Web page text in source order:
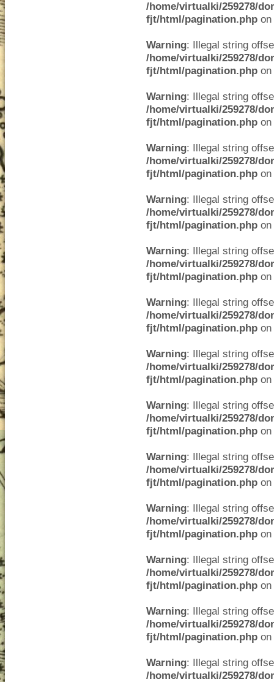
/home/virtualki/259278/
fjt/html/pagination.php
Warning: Illegal string
/home/virtualki/259278/
fjt/html/pagination.php
Warning: Illegal string
/home/virtualki/259278/
fjt/html/pagination.php
Warning: Illegal string
/home/virtualki/259278/
fjt/html/pagination.php
Warning: Illegal string
/home/virtualki/259278/
fjt/html/pagination.php
Warning: Illegal string
/home/virtualki/259278/
fjt/html/pagination.php
Warning: Illegal string
/home/virtualki/259278/
fjt/html/pagination.php
Warning: Illegal string
/home/virtualki/259278/
fjt/html/pagination.php
Warning: Illegal string
/home/virtualki/259278/
fjt/html/pagination.php
Warning: Illegal string
/home/virtualki/259278/
fjt/html/pagination.php
Warning: Illegal string
/home/virtualki/259278/
fjt/html/pagination.php
Warning: Illegal string
/home/virtualki/259278/
fjt/html/pagination.php
Warning: Illegal string
/home/virtualki/259278/
fjt/html/pagination.php
Warning: Illegal string
/home/virtualki/259278/